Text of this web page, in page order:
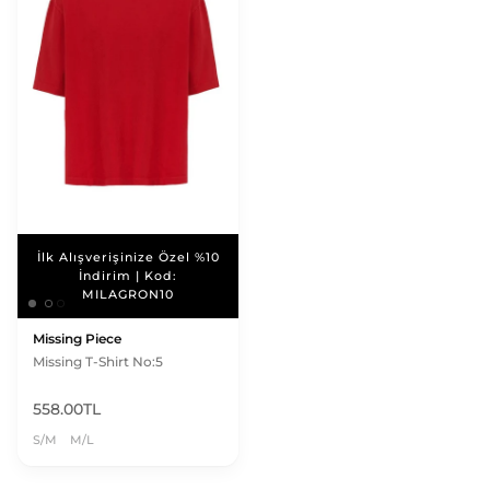
İlk Alışverişinize Özel %10
İndirim | Kod:
MILAGRON10
İlk Alışverişinize Özel %10
İndirim | Kod:
MILAGRON10
Missing Piece
Missing T-Shirt No:5
558.00TL
S/M M/L